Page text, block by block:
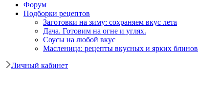
Форум
Подборки рецептов
Заготовки на зиму: сохраняем вкус лета
Дача. Готовим на огне и углях.
Соусы на любой вкус
Масленица: рецепты вкусных и ярких блинов
Личный кабинет